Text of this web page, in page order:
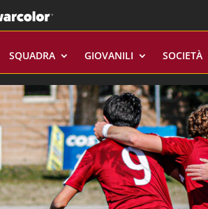
SQUADRA GIOVANILI SOCIETÀ